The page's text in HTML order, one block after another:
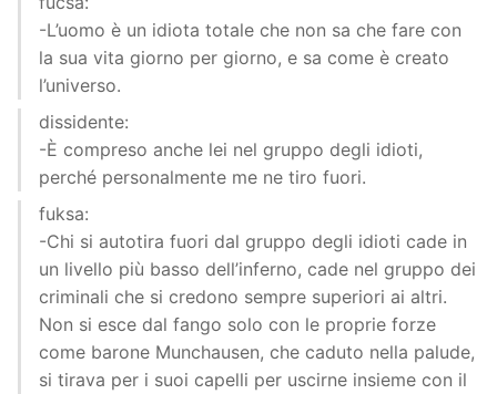
-L’uomo è un idiota totale che non sa che fare con
la sua vita giorno per giorno, e sa come è creato
l’universo.
dissidente:
-È compreso anche lei nel gruppo degli idioti,
perché personalmente me ne tiro fuori.
fuksa:
-Chi si autotira fuori dal gruppo degli idioti cade in
un livello più basso dell’inferno, cade nel gruppo dei
criminali che si credono sempre superiori ai altri.
Non si esce dal fango solo con le proprie forze
come barone Munchausen, che caduto nella palude,
si tirava per i suoi capelli per uscirne insieme con il